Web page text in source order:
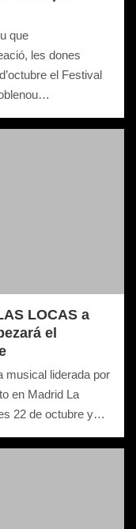
que
les dones
el Festival
LOCAS a
el
musical liderada por
en Madrid La
22 de octubre y…